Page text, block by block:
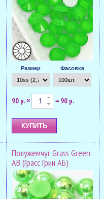
Размер Фасовка
90 р.× = 90 р.
Полужемчуг Grass Green
AB (Грасс Грин АБ)